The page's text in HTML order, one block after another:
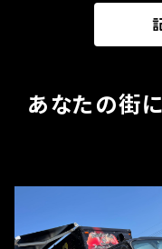
あなたの街